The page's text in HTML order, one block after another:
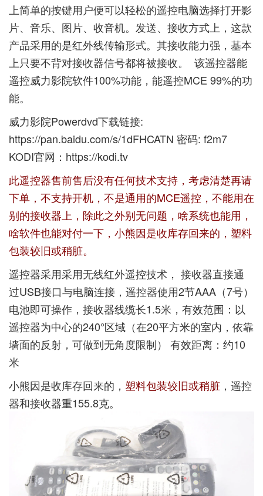
上简单的按键用户便可以轻松的遥控电脑选择打开影
片、音乐、图片、收音机。发送、接收方式上，这款
产品采用的是红外线传输形式。其接收能力强，基本
上只要不背对接收器信号都将被接收。 该遥控器能
遥控威力影院软件100%功能，能遥控MCE 99%的功
能。
威力影院Powerdvd下载链接:
https://pan.baidu.com/s/1dFHCATN 密码: f2m7
KODI官网： https://kodi.tv
此遥控器售前售后没有任何技术支持，考虑清楚再请
下单，不支持开机，不是通用的MCE遥控，不能用在
别的接收器上，除此之外别无问题，啥系统也能用，
啥软件也能对付一下，小熊因是收库存回来的，塑料
包装较旧或稍脏。
遥控器采用采用无线红外遥控技术， 接收器直接通
过USB接口与电脑连接，遥控器使用2节AAA（7号）
电池即可操作，接收器线缆长1.5米，有效范围：以
遥控器为中心的240°区域（在20平方米的室内，依靠
墙面的反射，可做到无角度限制） 有效距离：约10
米
小熊因是收库存回来的， 塑料包装较旧或稍脏 ，遥控
器和接收器重155.8克。